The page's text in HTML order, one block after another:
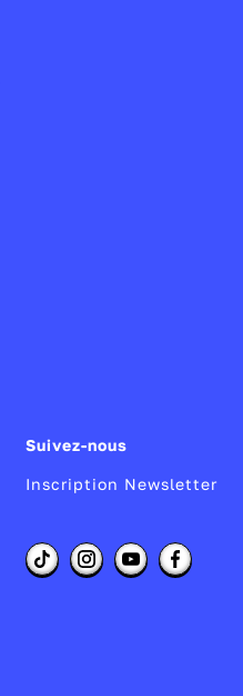
Suivez-nous
Inscription Newsletter